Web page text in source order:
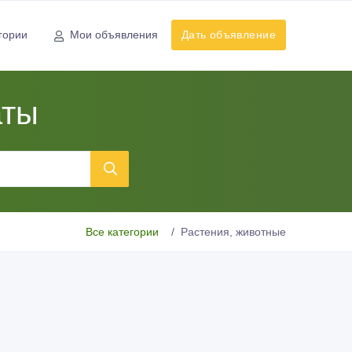
Мои объявления Дать объявление
Все категории Растения, животные